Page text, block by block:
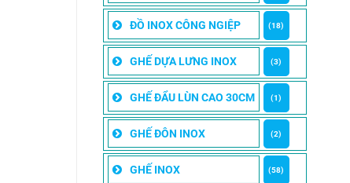
ĐỒ INOX CÔNG NGIỆP (18)
GHẾ DỰA LƯNG INOX (3)
GHẾ ĐẨU LÙN CAO 30CM (1)
GHẾ ĐÔN INOX (2)
GHẾ INOX (58)